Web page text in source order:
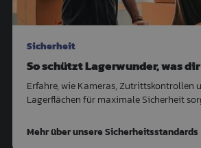
Sicherheit
So schützt Lagerwunder, was
Erfahre, wie Kameras, Zutrittskontrollen
Lagerflächen für maximale Sicherheit
Mehr über unsere Sicherheitsstandards